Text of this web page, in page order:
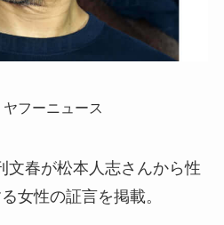
フーニュース
文春が松本人志さんから性
女性の証言を掲載。